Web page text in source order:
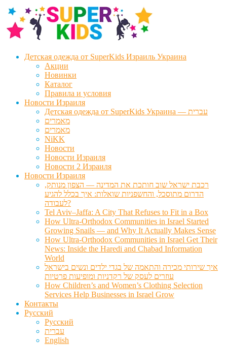
Перейти
навигации
Перейти
содержимому
Детская одежда от SuperKids Израиль Украина
Акции
Новинки
Каталог
Правила и условия
Новости Израиля
Детская одежда от SuperKids Украина — עברית
מאמרים
מאמרים
NiKK
Новости
Новости Израиля
Новости 2 Израиля
Новости Израиля
רכבת ישראל שוב חותכת את המדינה — הצפון מנותק,
הדרום מתוסכל, והחשפניות שואלות: איך בכלל להגיע
לעבודה?
Tel Aviv–Jaffa: A City That Refuses to Fit in a Box
How Ultra-Orthodox Communities in Israel Started
Growing Snails — and Why It Actually Makes Sense
How Ultra-Orthodox Communities in Israel Get Their
News: Inside the Haredi and Chabad Information
World
איך שירותי מכירה והתאמה של בגדי ילדים ונשים בישראל
עוזרים לעסק של רקדניות ומופיעות פרטיות
How Children’s and Women’s Clothing Selection
Services Help Businesses in Israel Grow
Контакты
Русский
Русский
עברית
English